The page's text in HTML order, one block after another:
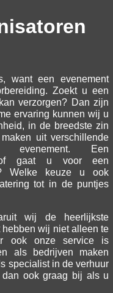
want een evenement
Zoekt u een
verzorgen? Dan zijn
ervaring kunnen wij u
in de breedste zin
uit verschillende
Een
of gaat u voor een
Welke keuze u ook
tot in de puntjes
wij de heerlijkste
wij niet alleen te
ook onze service is
als bedrijven maken
specialist in de verhuur
ook graag bij als u